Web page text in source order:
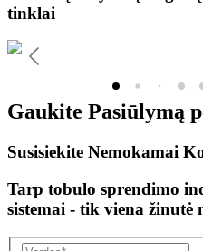
tinklai
Gaukite Pasiūlymą
Susisiekite Nemokamai
Tarp tobulo sprendimo
sistemai - tik viena žinutė